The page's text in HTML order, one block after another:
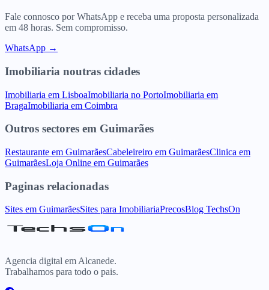
Fale connosco por WhatsApp e receba uma proposta personalizada
em 48 horas. Sem compromisso.
WhatsApp →
Imobiliaria noutras cidades
Imobiliaria em LisboaImobiliaria no PortoImobiliaria em
BragaImobiliaria em Coimbra
Outros sectores em Guimarães
Restaurante em GuimarãesCabeleireiro em GuimarãesClinica em
GuimarãesLoja Online em Guimarães
Paginas relacionadas
Sites em GuimarãesSites para ImobiliariaPrecosBlog TechsOn
Agencia digital em Alcanede.
Trabalhamos para todo o pais.